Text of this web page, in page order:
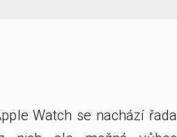
Watch se nachází řada